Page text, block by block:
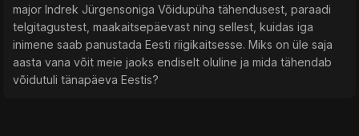
major Indrek Jürgensoniga Võidupüha tähendusest, paraadi
telgitagustest, maakaitsepäevast ning sellest, kuidas iga
inimene saab panustada Eesti riigikaitsesse. Miks on üle saja
aasta vana võit meie jaoks endiselt oluline ja mida tähendab
võidutuli tänapäeva Eestis?